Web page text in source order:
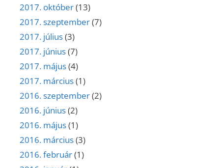
2017. október(13)
2017. szeptember(7)
2017. július(3)
2017. június(7)
2017. május(4)
2017. március(1)
2016. szeptember(2)
2016. június(2)
2016. május(1)
2016. március(3)
2016. február(1)